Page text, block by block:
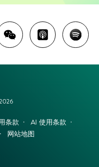
条款
AI 使用条款
网站地图